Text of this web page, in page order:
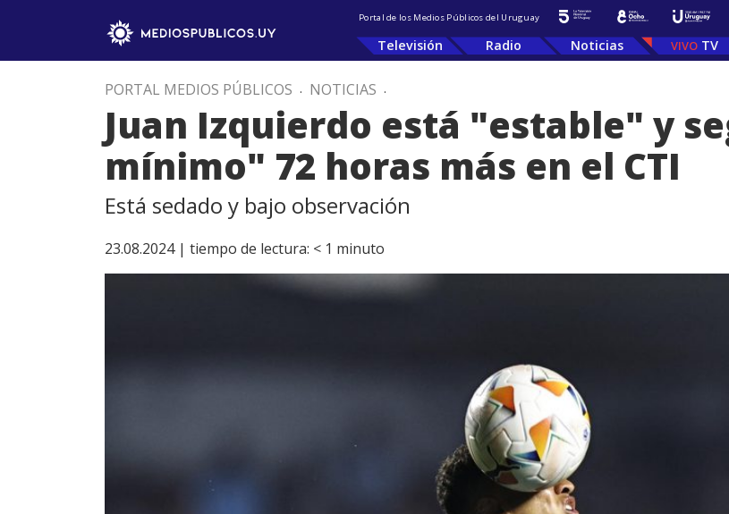
Portal de los Medios Públicos del Uruguay
Televisión Radio Noticias TV
PORTAL MEDIOS PÚBLICOS . NOTICIAS .
Juan Izquierdo está "estable" y
mínimo" 72 horas más en el CTI
Está sedado y bajo observación
23.08.2024 | tiempo de lectura: < 1 minuto